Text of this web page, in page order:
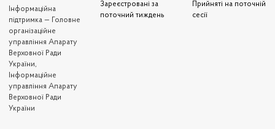
Iнформаційна
підтримка — Головне
організаційне
управління Апарату
Верховної Ради
України,
Інформаційне
управління Апарату
Верховної Ради
України
Зареєстровані за
поточний тиждень
Прийняті на поточній
сесії